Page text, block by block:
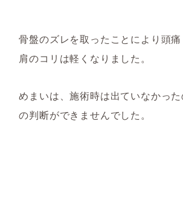
骨盤のズレを取ったことにより頭痛
肩のコリは軽くなりました。
めまいは、施術時は出ていなかっ
の判断ができませんでした。